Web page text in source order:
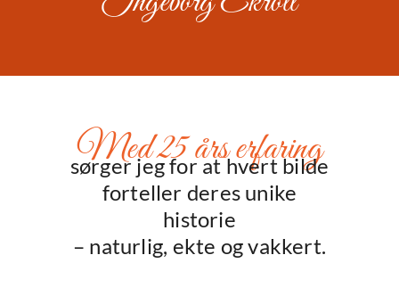
Med 25 års erfaring
sørger jeg for at hvert bilde
forteller deres unike
historie
– naturlig, ekte og vakkert.